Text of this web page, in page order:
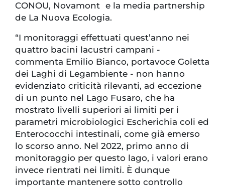
CONOU, Novamont e la media partnership
de La Nuova Ecologia.
“I monitoraggi effettuati quest’anno nei
quattro bacini lacustri campani -
commenta Emilio Bianco, portavoce Goletta
dei Laghi di Legambiente - non hanno
evidenziato criticità rilevanti, ad eccezione
di un punto nel Lago Fusaro, che ha
mostrato livelli superiori ai limiti per i
parametri microbiologici Escherichia coli ed
Enterococchi intestinali, come già emerso
lo scorso anno. Nel 2022, primo anno di
monitoraggio per questo lago, i valori erano
invece rientrati nei limiti. È dunque
importante mantenere sotto controllo